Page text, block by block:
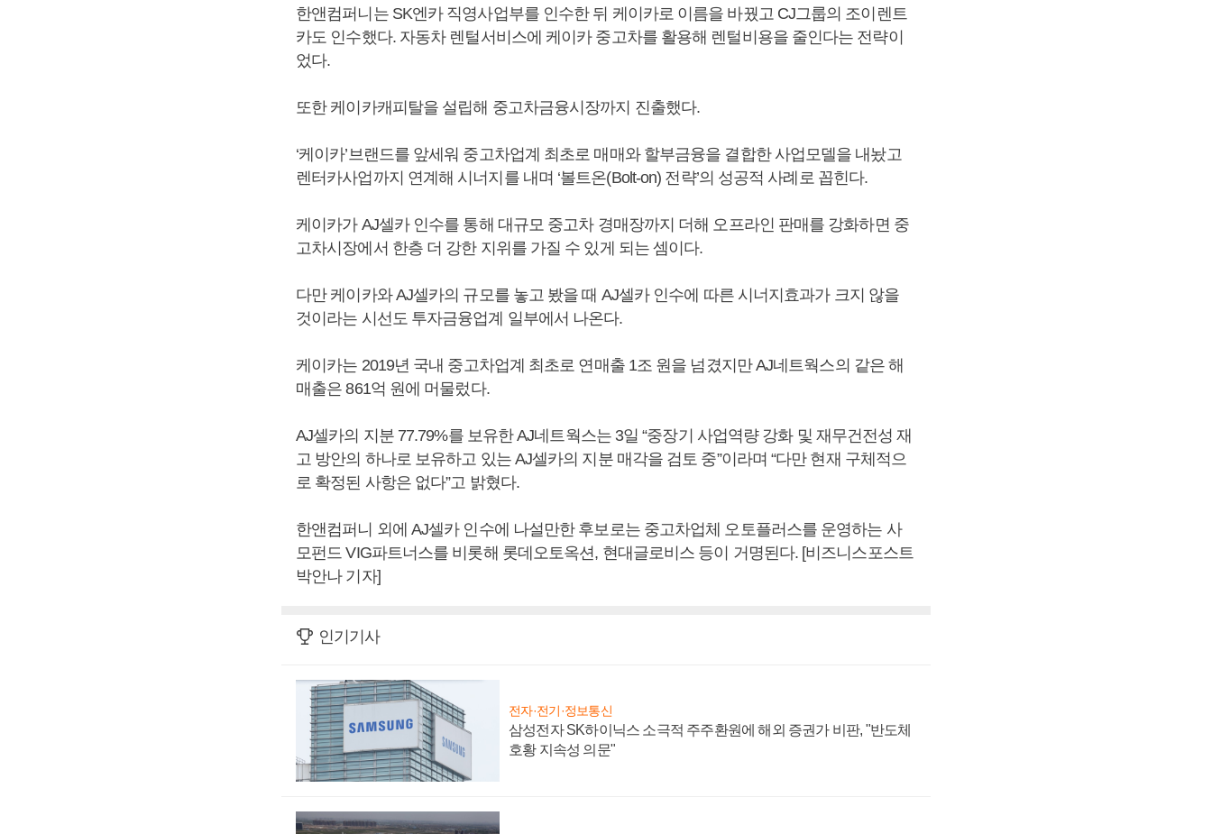
한앤컴퍼니는 SK엔카 직영사업부를 인수한 뒤 케이카로 이름을 바꿨고 CJ그룹의 조이렌트
카도 인수했다. 자동차 렌털서비스에 케이카 중고차를 활용해 렌털비용을 줄인다는 전략이
었다.
또한 케이카캐피탈을 설립해 중고차금융시장까지 진출했다.
‘케이카’브랜드를 앞세워 중고차업계 최초로 매매와 할부금융을 결합한 사업모델을 내놨고
렌터카사업까지 연계해 시너지를 내며 ‘볼트온(Bolt-on) 전략’의 성공적 사례로 꼽힌다.
케이카가 AJ셀카 인수를 통해 대규모 중고차 경매장까지 더해 오프라인 판매를 강화하면 중
고차시장에서 한층 더 강한 지위를 가질 수 있게 되는 셈이다.
다만 케이카와 AJ셀카의 규모를 놓고 봤을 때 AJ셀카 인수에 따른 시너지효과가 크지 않을
것이라는 시선도 투자금융업계 일부에서 나온다.
케이카는 2019년 국내 중고차업계 최초로 연매출 1조 원을 넘겼지만 AJ네트웍스의 같은 해
매출은 861억 원에 머물렀다.
AJ셀카의 지분 77.79%를 보유한 AJ네트웍스는 3일 “중장기 사업역량 강화 및 재무건전성 재
고 방안의 하나로 보유하고 있는 AJ셀카의 지분 매각을 검토 중”이라며 “다만 현재 구체적으
로 확정된 사항은 없다”고 밝혔다.
한앤컴퍼니 외에 AJ셀카 인수에 나설만한 후보로는 중고차업체 오토플러스를 운영하는 사
모펀드 VIG파트너스를 비롯해 롯데오토옥션, 현대글로비스 등이 거명된다. [비즈니스포스트
박안나 기자]
인기기사
전자·전기·정보통신
삼성전자 SK하이닉스 소극적 주주환원에 해외 증권가 비판, "반도체
호황 지속성 의문"